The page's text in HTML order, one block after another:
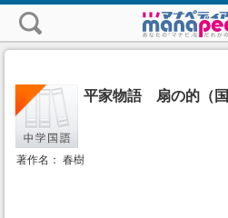
平家物語 扇の的（国
著作名： 春樹